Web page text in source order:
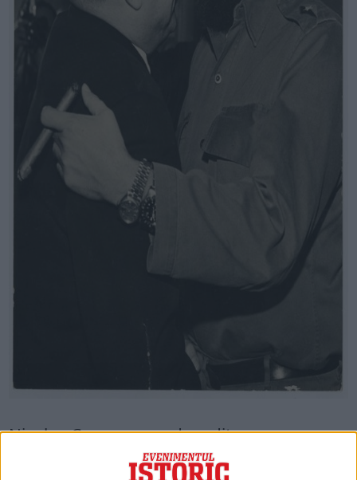
Nicolae Ceaușescu a dovedit o
inventivitate la fel de mare, reușind să